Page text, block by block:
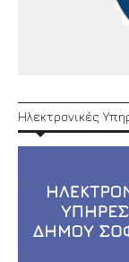
Ηλεκτρονικές